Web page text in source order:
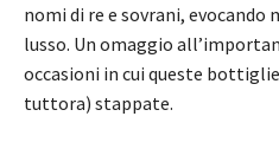
nomi di re e sovrani, evocando
lusso. Un omaggio
occasioni in cui queste
tuttora) stappate.